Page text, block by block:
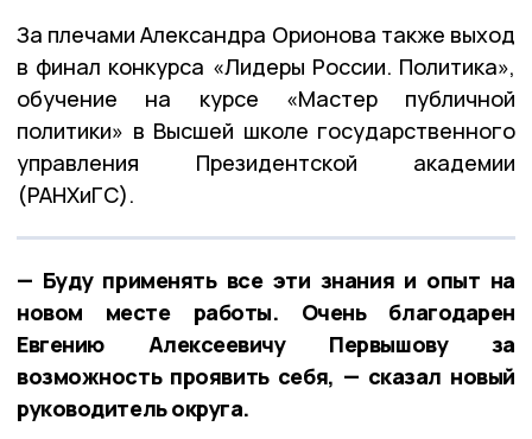
За плечами Александра Орионова также выход
в финал конкурса «Лидеры России. Политика»,
обучение на курсе «Мастер публичной
политики» в Высшей школе государственного
управления Президентской академии
(РАНХиГС).
— Буду применять все эти знания и опыт на
новом месте работы. Очень благодарен
Евгению Алексеевичу Первышову за
возможность проявить себя, — сказал новый
руководитель округа.